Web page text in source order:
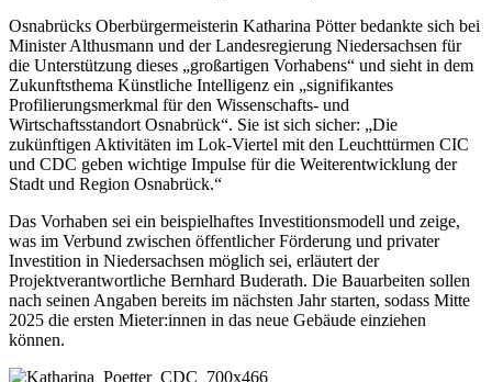
Osnabrücks Oberbürgermeisterin Katharina Pötter bedankte sich bei
Minister Althusmann und der Landesregierung Niedersachsen für
die Unterstützung dieses „großartigen Vorhabens“ und sieht in dem
Zukunftsthema Künstliche Intelligenz ein „signifikantes
Profilierungsmerkmal für den Wissenschafts- und
Wirtschaftsstandort Osnabrück“. Sie ist sich sicher: „Die
zukünftigen Aktivitäten im Lok-Viertel mit den Leuchttürmen CIC
und CDC geben wichtige Impulse für die Weiterentwicklung der
Stadt und Region Osnabrück.“
Das Vorhaben sei ein beispielhaftes Investitionsmodell und zeige,
was im Verbund zwischen öffentlicher Förderung und privater
Investition in Niedersachsen möglich sei, erläutert der
Projektverantwortliche Bernhard Buderath. Die Bauarbeiten sollen
nach seinen Angaben bereits im nächsten Jahr starten, sodass Mitte
2025 die ersten Mieter:innen in das neue Gebäude einziehen
können.